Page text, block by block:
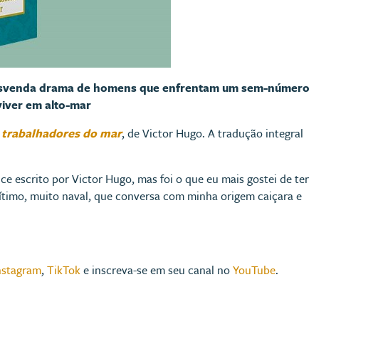
drama de homens que enfrentam um sem-número
em alto-mar
trabalhadores do mar, de Victor Hugo. A tradução integral
escrito por Victor Hugo, mas foi o que eu mais gostei de ter
muito naval, que conversa com minha origem caiçara e
,TikToke inscreva-se em seu canal noYouTube.